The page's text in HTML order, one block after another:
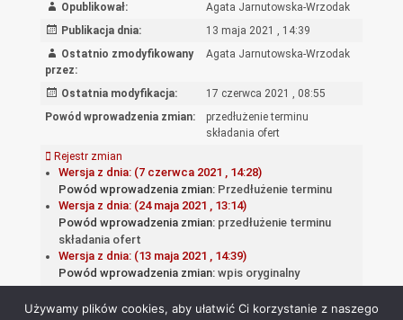
Opublikował:
Agata Jarnutowska-Wrzodak
Publikacja dnia:
13 maja 2021 , 14:39
Ostatnio zmodyfikowany
przez:
Agata Jarnutowska-Wrzodak
Ostatnia modyfikacja:
17 czerwca 2021 , 08:55
Powód wprowadzenia zmian:
przedłużenie terminu
składania ofert
Rejestr zmian
Wersja z dnia: (7 czerwca 2021 , 14:28)
Powód wprowadzenia zmian: Przedłużenie terminu
Wersja z dnia: (24 maja 2021 , 13:14)
Powód wprowadzenia zmian: przedłużenie terminu
składania ofert
Wersja z dnia: (13 maja 2021 , 14:39)
Powód wprowadzenia zmian: wpis oryginalny
Używamy plików cookies, aby ułatwić Ci korzystanie z naszego